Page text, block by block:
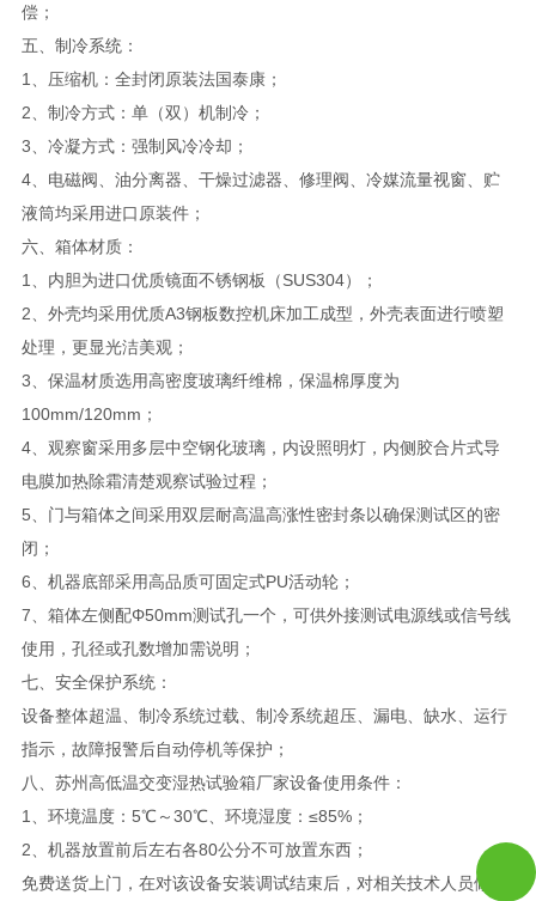
偿；
五、制冷系统：
1、压缩机：全封闭原装法国泰康；
2、制冷方式：单（双）机制冷；
3、冷凝方式：强制风冷冷却；
4、电磁阀、油分离器、干燥过滤器、修理阀、冷媒流量视窗、贮
液筒均采用进口原装件；
六、箱体材质：
1、内胆为进口优质镜面不锈钢板（SUS304）；
2、外壳均采用优质A3钢板数控机床加工成型，外壳表面进行喷塑
处理，更显光洁美观；
3、保温材质选用高密度玻璃纤维棉，保温棉厚度为
100mm/120mm；
4、观察窗采用多层中空钢化玻璃，内设照明灯，内侧胶合片式导
电膜加热除霜清楚观察试验过程；
5、门与箱体之间采用双层耐高温高涨性密封条以确保测试区的密
闭；
6、机器底部采用高品质可固定式PU活动轮；
7、箱体左侧配Φ50mm测试孔一个，可供外接测试电源线或信号线
使用，孔径或孔数增加需说明；
七、安全保护系统：
设备整体超温、制冷系统过载、制冷系统超压、漏电、缺水、运行
指示，故障报警后自动停机等保护；
八、苏州高低温交变湿热试验箱厂家设备使用条件：
1、环境温度：5℃～30℃、环境湿度：≤85%；
2、机器放置前后左右各80公分不可放置东西；
免费送货上门，在对该设备安装调试结束后，对相关技术人员做相